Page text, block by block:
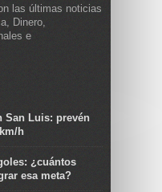
las últimas noticias
Dinero,
e
San Luis: prevén
h
¿cuántos
esa meta?